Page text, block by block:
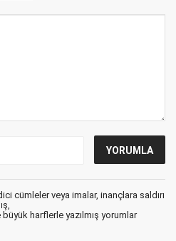
cümleler veya imalar, inançlara saldırı
harflerle yazılmış yorumlar